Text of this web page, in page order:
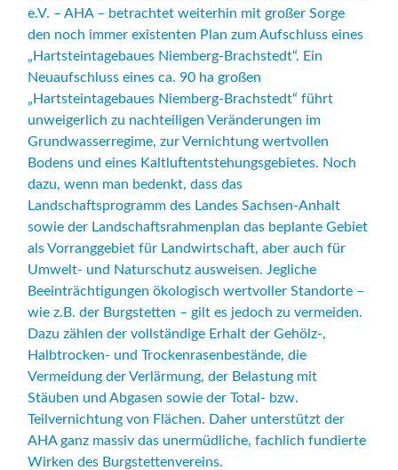
e.V. – AHA – betrachtet weiterhin mit großer Sorge
den noch immer existenten Plan zum Aufschluss eines
„Hartsteintagebaues Niemberg-Brachstedt“. Ein
Neuaufschluss eines ca. 90 ha großen
„Hartsteintagebaues Niemberg-Brachstedt“ führt
unweigerlich zu nachteiligen Veränderungen im
Grundwasserregime, zur Vernichtung wertvollen
Bodens und eines Kaltluftentstehungsgebietes. Noch
dazu, wenn man bedenkt, dass das
Landschaftsprogramm des Landes Sachsen-Anhalt
sowie der Landschaftsrahmenplan das beplante Gebiet
als Vorranggebiet für Landwirtschaft, aber auch für
Umwelt- und Naturschutz ausweisen. Jegliche
Beeinträchtigungen ökologisch wertvoller Standorte –
wie z.B. der Burgstetten – gilt es jedoch zu vermeiden.
Dazu zählen der vollständige Erhalt der Gehölz-,
Halbtrocken- und Trockenrasenbestände, die
Vermeidung der Verlärmung, der Belastung mit
Stäuben und Abgasen sowie der Total- bzw.
Teilvernichtung von Flächen. Daher unterstützt der
AHA ganz massiv das unermüdliche, fachlich fundierte
Wirken des Burgstettenvereins.